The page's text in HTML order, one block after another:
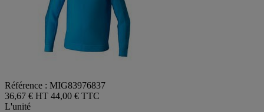
Référence : MIG83976837
36,67 € HT 44,00 € TTC
L'unité